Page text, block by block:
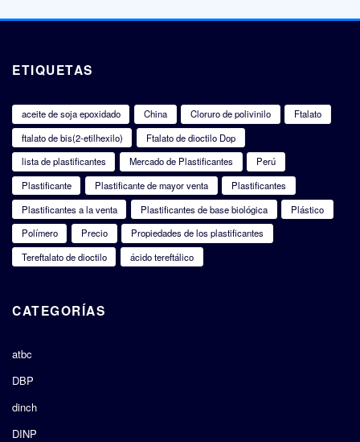
ETIQUETAS
aceite de soja epoxidado China Cloruro de polivinilo
Ftalato
ftalato de bis(2-etilhexilo)
Ftalato de dioctilo Dop
lista de plastificantes
Mercado de Plastificantes
Perú
Plastificante
Plastificante de mayor venta
Plastificantes
Plastificantes a la venta
Plastificantes de base biológica
Plástico
Polímero
Precio
Propiedades de los plastificantes
Tereftalato de dioctilo
ácido tereftálico
CATEGORÍAS
atbc
DBP
dinch
DINP